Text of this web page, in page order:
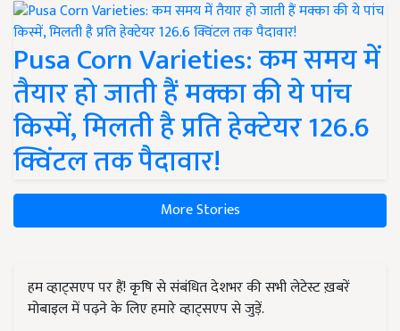
Pusa Corn Varieties: कम समय में
तैयार हो जाती हैं मक्का की ये पांच
किस्में, मिलती है प्रति हेक्टेयर 126.6
क्विंटल तक पैदावार!
More Stories
हम व्हाट्सएप पर हैं! कृषि से संबंधित देशभर की सभी लेटेस्ट ख़बरें
मोबाइल में पढ़ने के लिए हमारे व्हाट्सएप से जुड़ें.